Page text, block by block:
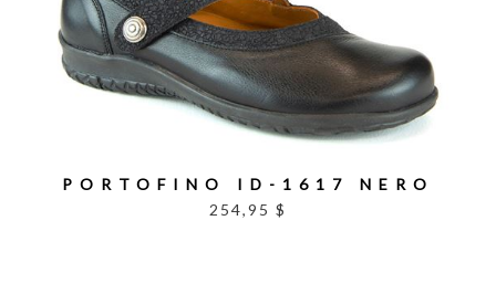
PORTOFINO ID-1617 NERO
254,95 $